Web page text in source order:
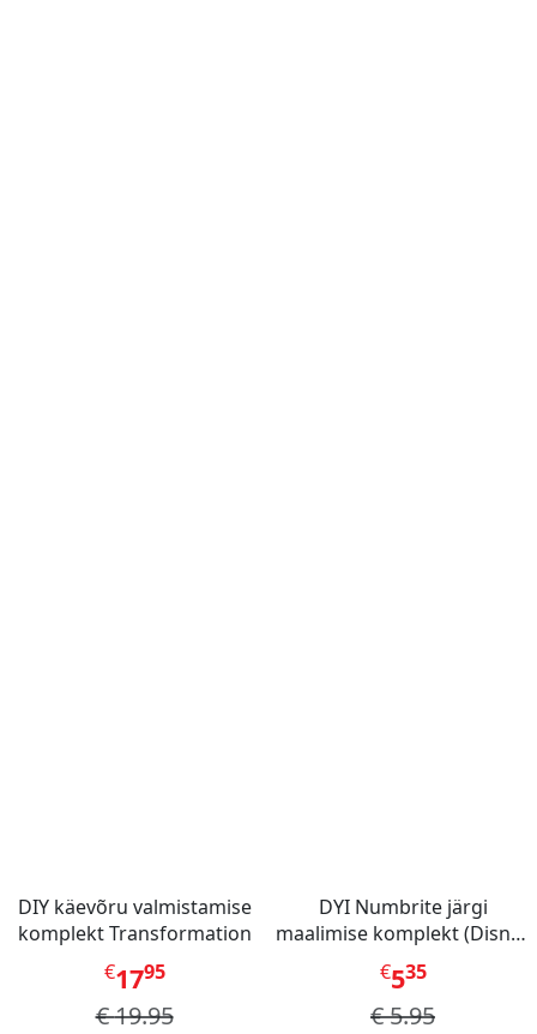
DIY käevõru valmistamise
komplekt Transformation
€1795
€19.95
DYI Numbrite järgi
maalimise komplekt (Disney
Stitch Dinner Party)
€535
€5.95